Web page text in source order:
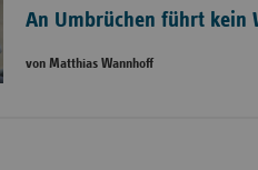
An Umbrüchen führt kein
von Matthias Wannhoff